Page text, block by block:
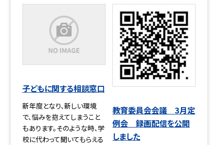
子どもに関する相談窓口
新年度となり、新しい環境
で、悩みを抱えてしまうこと
もあります。そのような時、学
校に代わって聞いてもらえる
教育委員会会議 3月定
例会 録画配信を公開
しました